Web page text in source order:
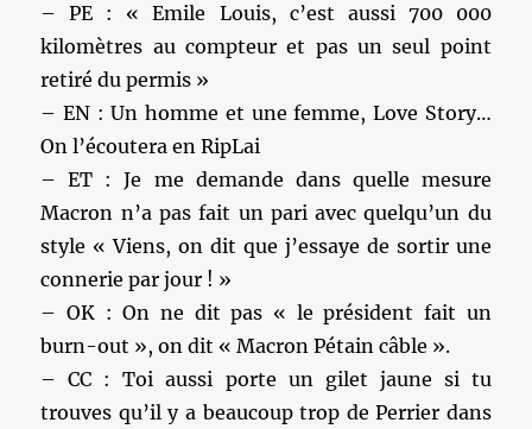
– PE : « Emile Louis, c’est aussi 700 000
kilomètres au compteur et pas un seul point
retiré du permis »
– EN : Un homme et une femme, Love Story…
On l’écoutera en RipLai
– ET : Je me demande dans quelle mesure
Macron n’a pas fait un pari avec quelqu’un du
style « Viens, on dit que j’essaye de sortir une
connerie par jour ! »
– OK : On ne dit pas « le président fait un
burn-out », on dit « Macron Pétain câble ».
– CC : Toi aussi porte un gilet jaune si tu
trouves qu’il y a beaucoup trop de Perrier dans